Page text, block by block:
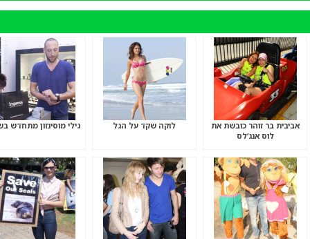
אביבית בר זוהר כובשת את
לוס אנג’לס
לוקה שקד על הגל גילי מוסינזון מתחדש